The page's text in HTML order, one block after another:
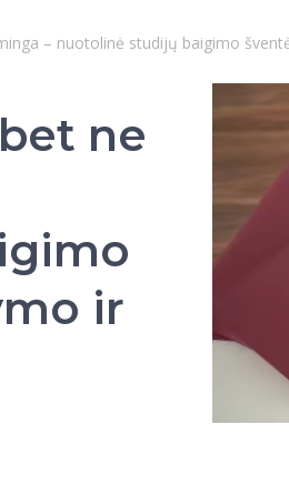
– nuotolinė studijų baigimo
ne
ir